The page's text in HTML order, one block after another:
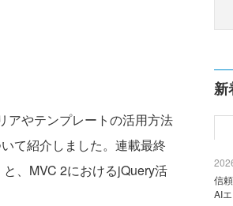
アやテンプレートの活用方法
て紹介しました。連載最終
、MVC 2におけるjQuery活
新
信
AI